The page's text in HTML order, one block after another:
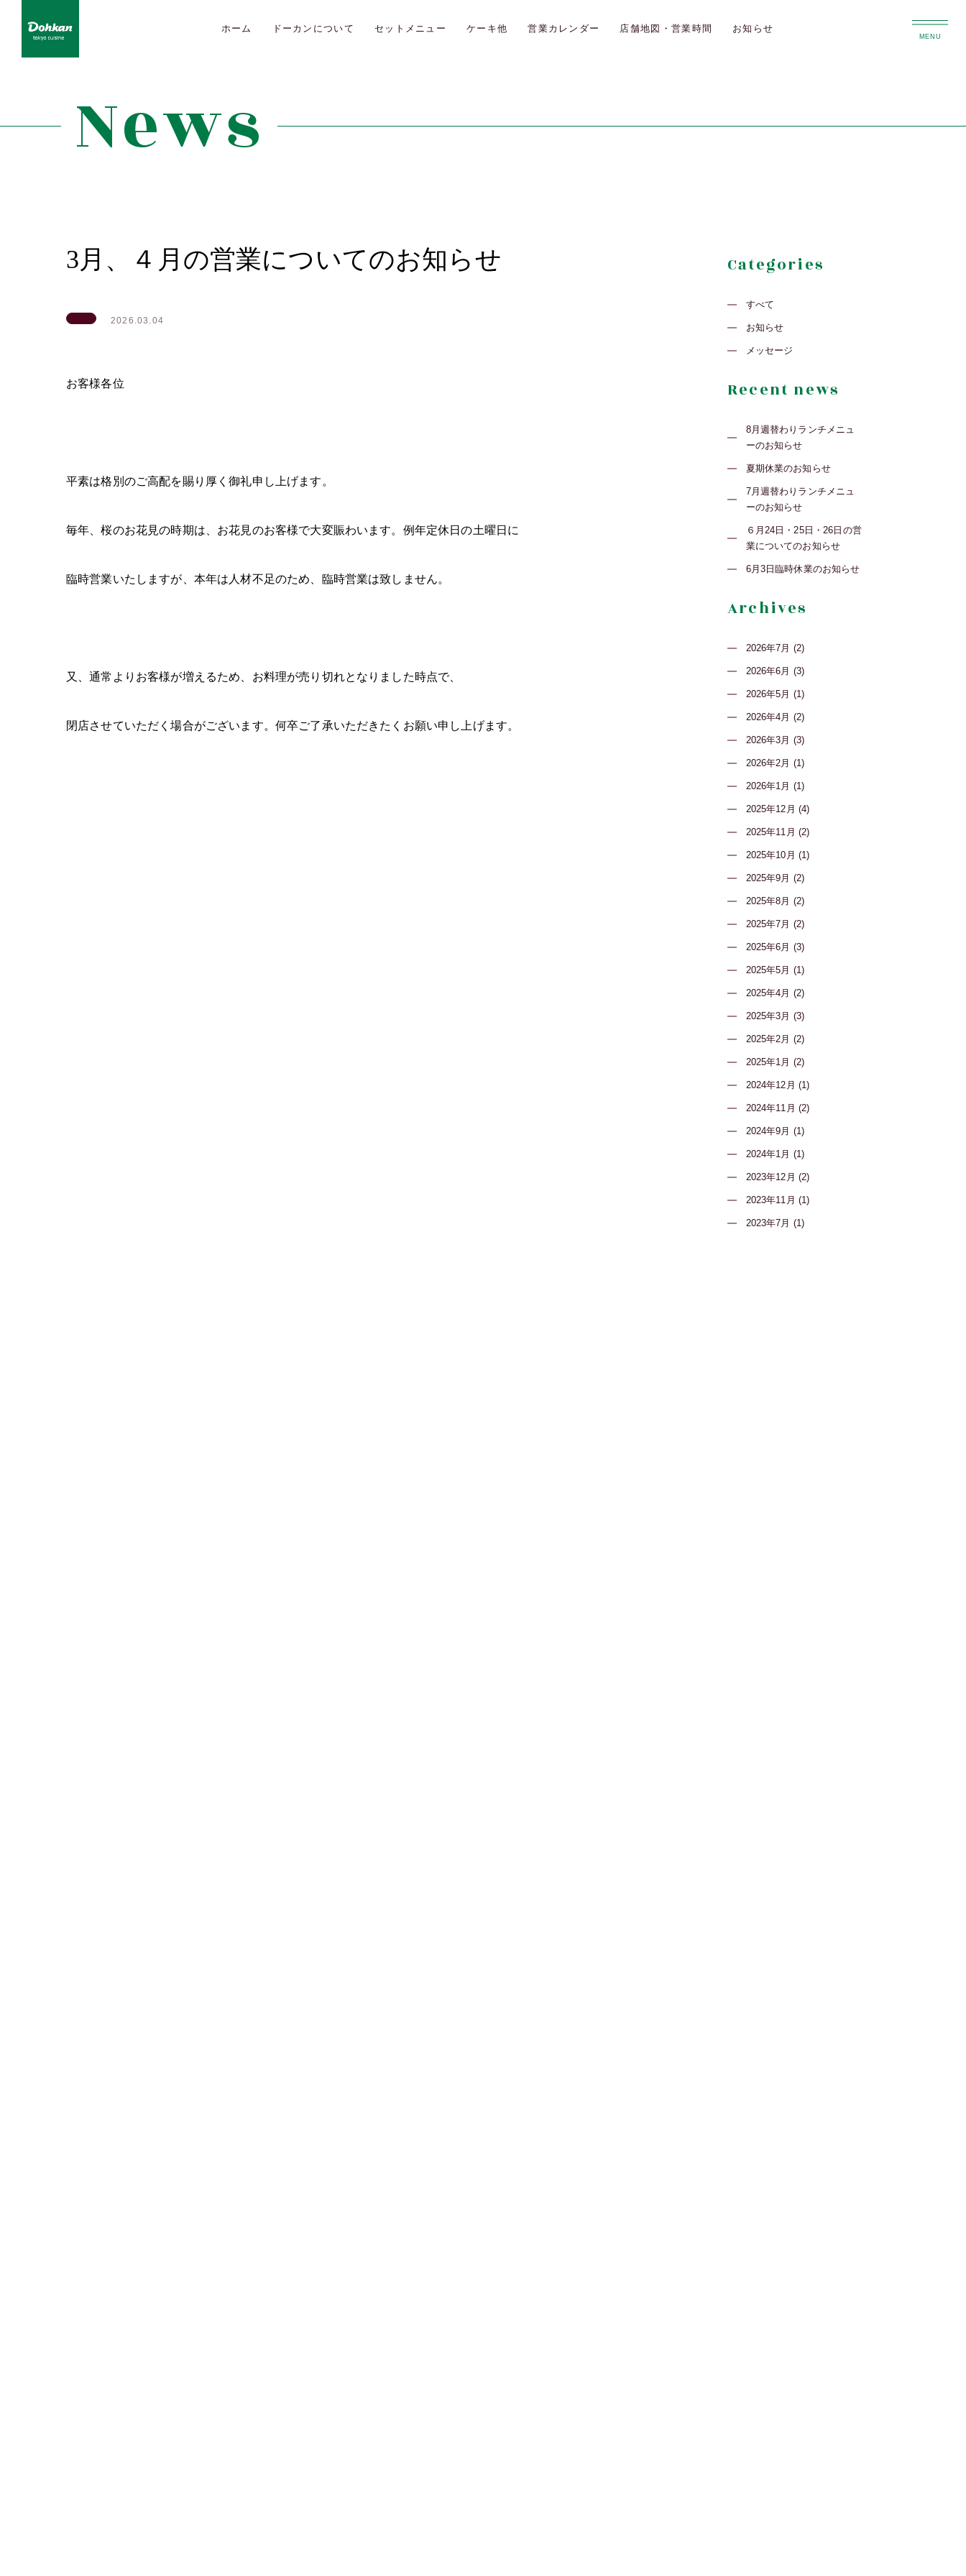
ホーム ドーカンについて セットメニュー ケーキ他 営業カレンダー 店舗地図・営業時間 お知らせ
MENU
News
3月、４月の営業についてのお知らせ
2026.03.04
お客様各位
平素は格別のご高配を賜り厚く御礼申し上げます。
毎年、桜のお花見の時期は、お花見のお客様で大変賑わいます。例年定休日の土曜日に
臨時営業いたしますが、本年は人材不足のため、臨時営業は致しません。
又、通常よりお客様が増えるため、お料理が売り切れとなりました時点で、
閉店させていただく場合がございます。何卒ご了承いただきたくお願い申し上げます。
Categories
すべて
お知らせ
メッセージ
Recent news
8月週替わりランチメニュ
ーのお知らせ
夏期休業のお知らせ
7月週替わりランチメニュ
ーのお知らせ
６月24日・25日・26日の営
業についてのお知らせ
6月3日臨時休業のお知らせ
Archives
2026年7月 (2)
2026年6月 (3)
2026年5月 (1)
2026年4月 (2)
2026年3月 (3)
2026年2月 (1)
2026年1月 (1)
2025年12月 (4)
2025年11月 (2)
2025年10月 (1)
2025年9月 (2)
2025年8月 (2)
2025年7月 (2)
2025年6月 (3)
2025年5月 (1)
2025年4月 (2)
2025年3月 (3)
2025年2月 (2)
2025年1月 (2)
2024年12月 (1)
2024年11月 (2)
2024年9月 (1)
2024年1月 (1)
2023年12月 (2)
2023年11月 (1)
2023年7月 (1)